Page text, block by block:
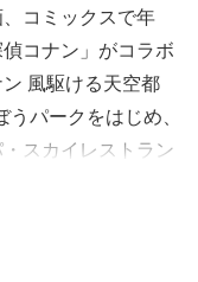
コミックスで年
コナン」がコラボ
風駆ける天空都
パークをはじめ、
スカイレストラン
ます。
場版「名探偵コナ